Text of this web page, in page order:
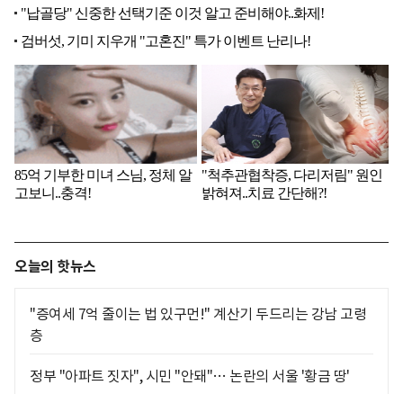
오늘의 핫뉴스
"증여세 7억 줄이는 법 있구먼!" 계산기 두드리는 강남 고령
층
정부 "아파트 짓자", 시민 "안돼"… 논란의 서울 '황금 땅'